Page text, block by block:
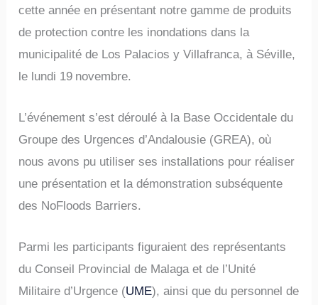
cette année en présentant notre gamme de produits
de protection contre les inondations dans la
municipalité de Los Palacios y Villafranca, à Séville,
le lundi 19 novembre.
L’événement s’est déroulé à la Base Occidentale du
Groupe des Urgences d’Andalousie (GREA), où
nous avons pu utiliser ses installations pour réaliser
une présentation et la démonstration subséquente
des NoFloods Barriers.
Parmi les participants figuraient des représentants
du Conseil Provincial de Malaga et de l’Unité
Militaire d’Urgence (UME), ainsi que du personnel de